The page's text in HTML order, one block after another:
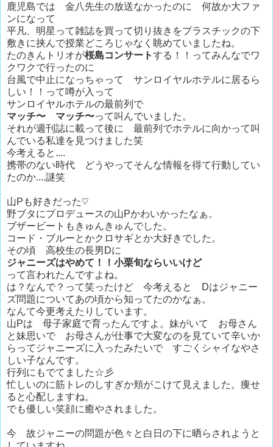
鹿児島では 金八先生の放送なかったのに 何故か大ファ
ンになって
平凡、明星って雑誌を買って切り抜きをプラスチックの下
敷きに挟んで授業どころじゃなく眺めていましたね。
たのきんトリオが桜島コンサートする！！ってみんなでワ
クワクで行ったのに
台風で中止になっちゃって サンロイヤルホテルに居るら
しい！！って噂が入って
サンロイヤルホテルの最前列で
マッチ〜 マッチ〜って叫んでいました。
それが週刊誌に載って後に 最前列でホテルに向かって叫
んでいる私達を見つけました笑
今考えると....
携帯のない時代 どうやってそんな情報を得て行動してい
たのか....謎笑
山Pも好きだった♡
野ブタにプロデュースの山Pかわいかったなぁ。
ブザービートもきゅんきゅんでした。
コード・ブルーとかクロサギとか大好きでした。
その頃 高校生の長男Dに
ジャニーズはやめて！！小栗旬ならいいけど
って言われたんですよね。
は？なんで？って笑ったけど 今考えると Dはジャニー
ズ問題についてあの頃から知ってたのかなぁ。
なんて今更考えたりしています。
山Pは 母子家庭で育ったんですよ。妹がいて お母さん
と妹思いで お母さんが仕事で大変なのを見ていて辛いか
らってジャニーズに入ったみたいで すごくシャイなやさ
しい子なんです。
行列にもでてました☆彡
忙しいのに筋トレのしすぎか頬がこけて見えました。痩せ
ると心配しますね。
でも優しい笑顔に癒やされました。
今 故ジャニーの問題が色々と白日の下に晒らされようと